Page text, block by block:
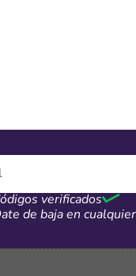
off con el cupón
mayores a
verificados
de baja en